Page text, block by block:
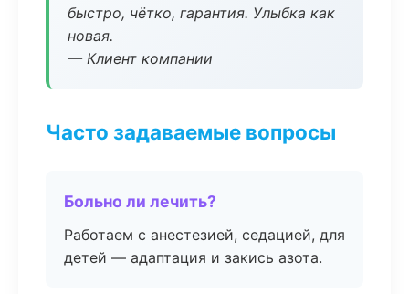
быстро, чётко, гарантия. Улыбка как
новая.
— Клиент компании
Часто задаваемые вопросы
Больно ли лечить?
Работаем с анестезией, седацией, для
детей — адаптация и закись азота.